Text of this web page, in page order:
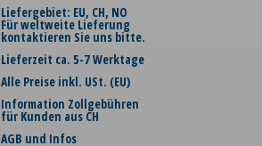
Liefergebiet: EU, CH, NO
Für weltweite Lieferung
kontaktieren Sie uns bitte.
Lieferzeit ca. 5-7 Werktage
Alle Preise inkl. USt. (EU)
Information Zollgebühren
für Kunden aus CH
AGB und Infos